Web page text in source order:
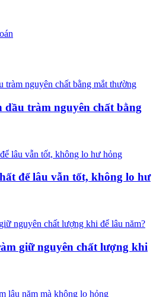
dầu tràm nguyên chất bằng
để lâu vẫn tốt, không lo hư
giữ nguyên chất lượng khi